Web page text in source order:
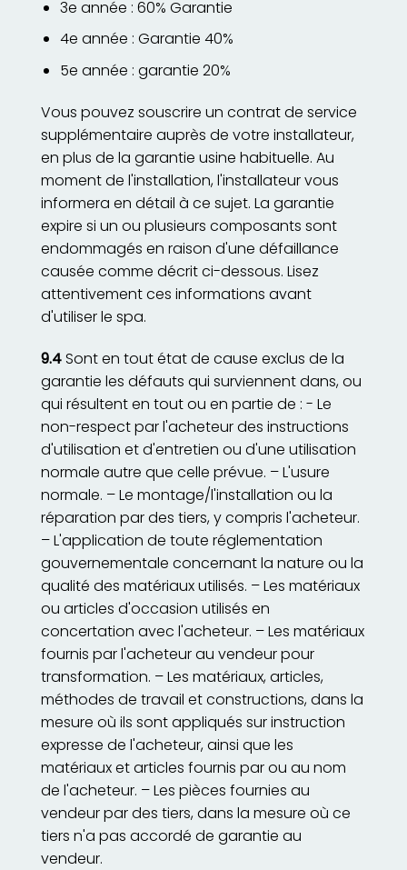
3e année : 60% Garantie
4e année : Garantie 40%
5e année : garantie 20%
Vous pouvez souscrire un contrat de service
supplémentaire auprès de votre installateur,
en plus de la garantie usine habituelle. Au
moment de l'installation, l'installateur vous
informera en détail à ce sujet. La garantie
expire si un ou plusieurs composants sont
endommagés en raison d'une défaillance
causée comme décrit ci-dessous. Lisez
attentivement ces informations avant
d'utiliser le spa.
9.4Sont en tout état de cause exclus de la
garantie les défauts qui surviennent dans, ou
qui résultent en tout ou en partie de : - Le
non-respect par l'acheteur des instructions
d'utilisation et d'entretien ou d'une utilisation
normale autre que celle prévue. – L'usure
normale. – Le montage/l'installation ou la
réparation par des tiers, y compris l'acheteur.
– L'application de toute réglementation
gouvernementale concernant la nature ou la
qualité des matériaux utilisés. – Les matériaux
ou articles d'occasion utilisés en
concertation avec l'acheteur. – Les matériaux
fournis par l'acheteur au vendeur pour
transformation. – Les matériaux, articles,
méthodes de travail et constructions, dans la
mesure où ils sont appliqués sur instruction
expresse de l'acheteur, ainsi que les
matériaux et articles fournis par ou au nom
de l'acheteur. – Les pièces fournies au
vendeur par des tiers, dans la mesure où ce
tiers n'a pas accordé de garantie au
vendeur.